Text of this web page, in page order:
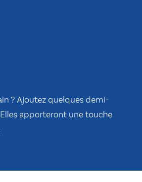
? Ajoutez quelques demi-
apporteront une touche